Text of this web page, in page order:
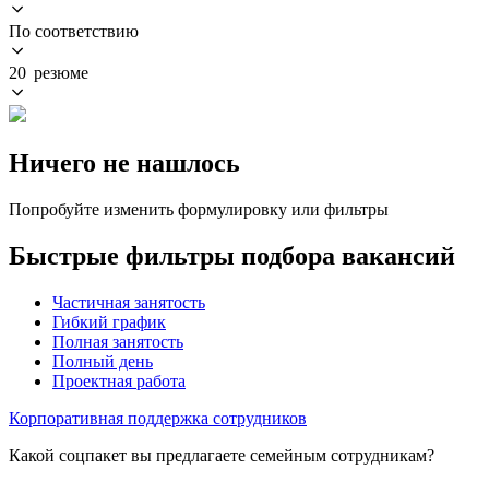
По соответствию
20 резюме
Ничего не нашлось
Попробуйте изменить формулировку или фильтры
Быстрые фильтры подбора вакансий
Частичная занятость
Гибкий график
Полная занятость
Полный день
Проектная работа
Корпоративная поддержка сотрудников
Какой соцпакет вы предлагаете семейным сотрудникам?